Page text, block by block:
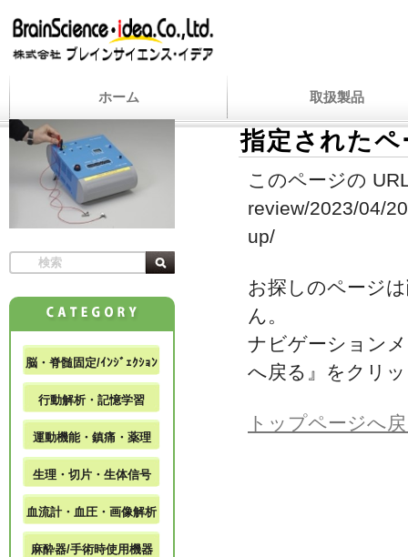
ホーム 取扱製品
指定された
このページの
review/2023/04/
up/
お探しのページ
ん。
ナビゲーション
へ戻る』をクリ
トップページへ
脳・脊髄固定/ｲﾝｼﾞｪｸｼｮﾝ
行動解析・記憶学習
運動機能・鎮痛・薬理
生理・切片・生体信号
血流計・血圧・画像解析
麻酔器/手術時使用機器